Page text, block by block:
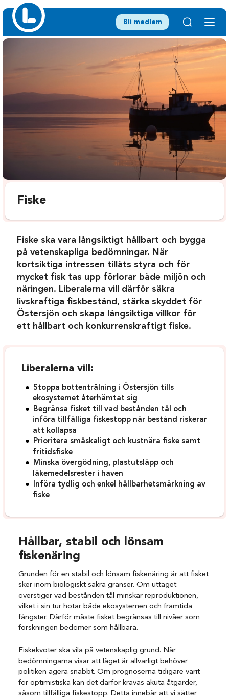
Bli medlem
Fiske
Fiske ska vara långsiktigt hållbart och bygga
på vetenskapliga bedömningar. När
kortsiktiga intressen tillåts styra och för
mycket fisk tas upp förlorar både miljön och
näringen. Liberalerna vill därför säkra
livskraftiga fiskbestånd, stärka skyddet för
Östersjön och skapa långsiktiga villkor för
ett hållbart och konkurrenskraftigt fiske.
Liberalerna vill:
Stoppa bottentrålning i Östersjön tills
ekosystemet återhämtat sig
Begränsa fisket till vad bestånden tål och
införa tillfälliga fiskestopp när bestånd riskerar
att kollapsa
Prioritera småskaligt och kustnära fiske samt
fritidsfiske
Minska övergödning, plastutsläpp och
läkemedelsrester i haven
Införa tydlig och enkel hållbarhetsmärkning av
fiske
Hållbar, stabil och lönsam
fiskenäring
Grunden för en stabil och lönsam fiskenäring är att fisket
sker inom biologiskt säkra gränser. Om uttaget
överstiger vad bestånden tål minskar reproduktionen,
vilket i sin tur hotar både ekosystemen och framtida
fångster. Därför måste fisket begränsas till nivåer som
forskningen bedömer som hållbara.
Fiskekvoter ska vila på vetenskaplig grund. När
bedömningarna visar att läget är allvarligt behöver
politiken agera snabbt. Om prognoserna tidigare varit
för optimistiska kan det därför krävas akuta åtgärder,
såsom tillfälliga fiskestopp. Detta innebär att vi sätter